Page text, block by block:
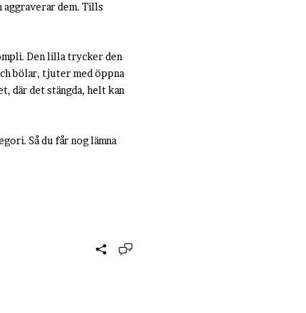
aggraverar dem. Tills
Den lilla trycker den
bölar, tjuter med öppna
där det stängda, helt kan
Så du får nog lämna